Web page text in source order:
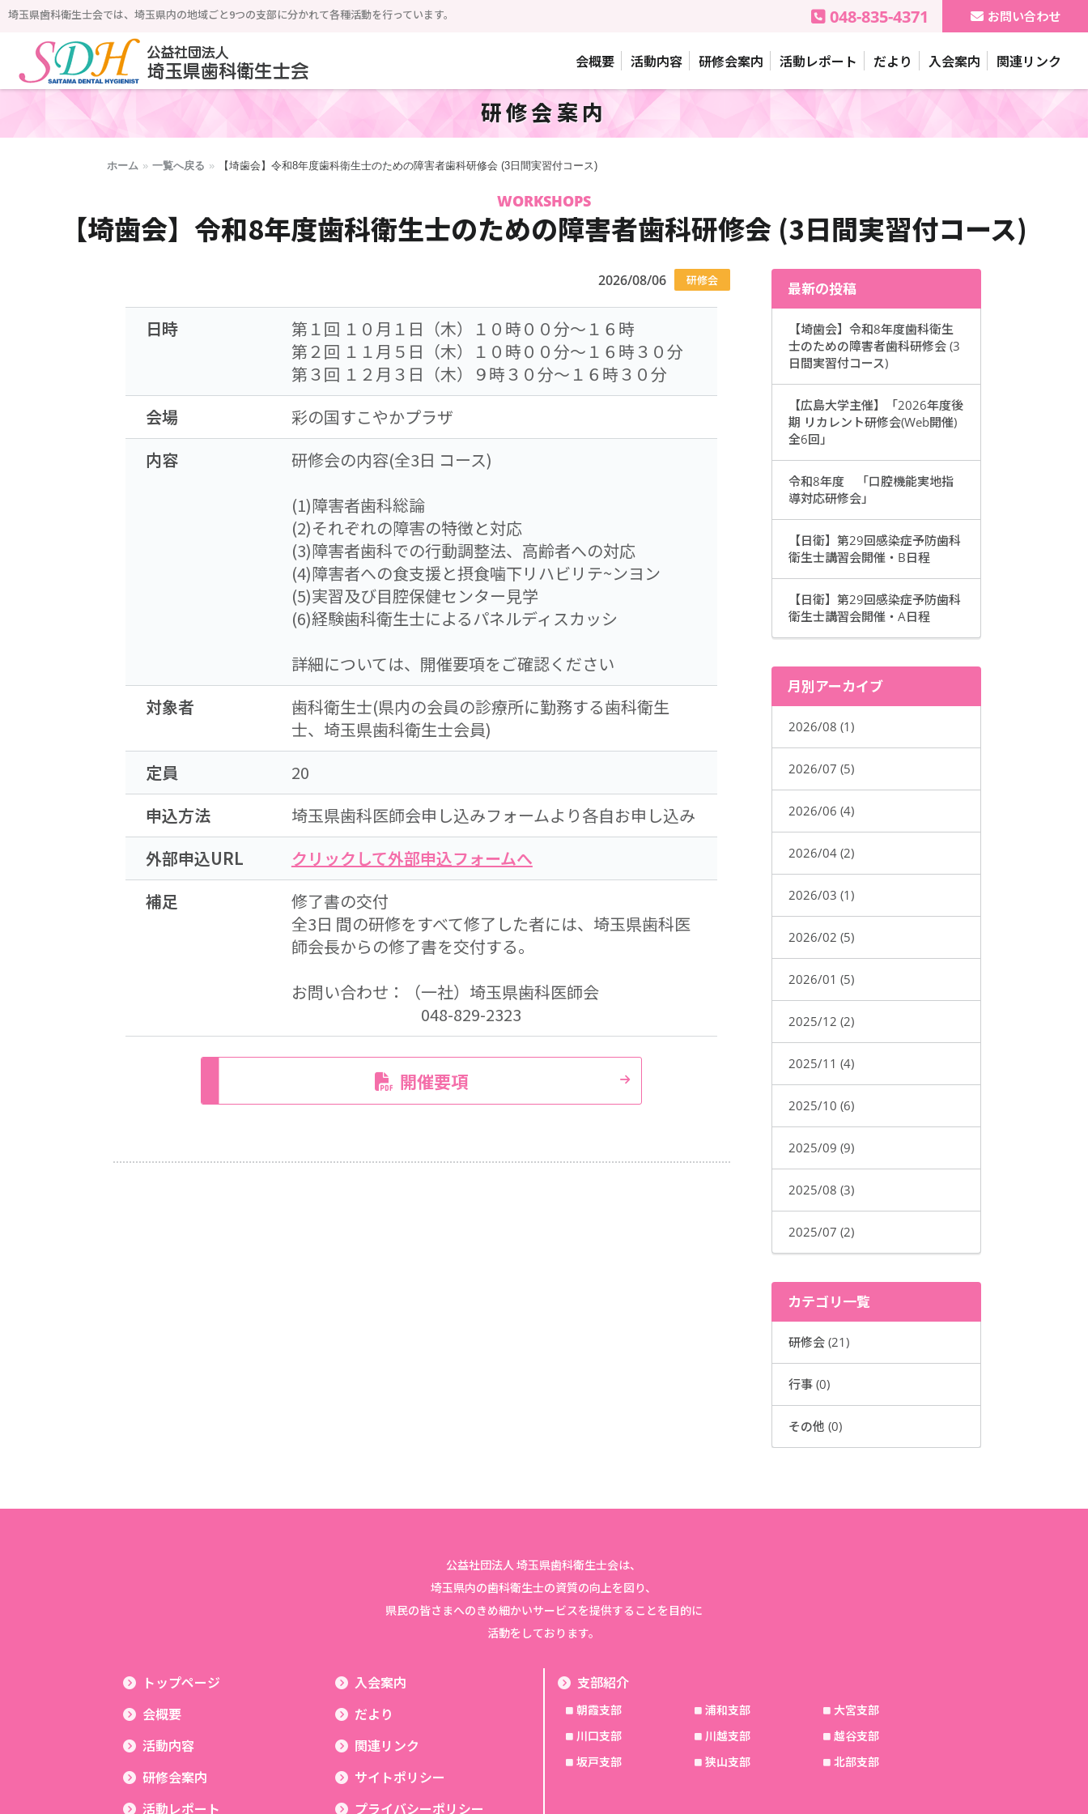
埼玉県歯科衛生士会では、埼玉県内の地域ごと9つの支部に分かれて各種活動を行っています。 お問い合わせ
048-835-4371
公益社団法人 埼玉県歯科衛生士会
会概要 活動内容 研修会案内 活動レポート だより 入会案内 関連リンク
研修会案内
ホーム » 一覧へ戻る » 【埼歯会】令和8年度歯科衛生士のための障害者歯科研修会 (3日間実習付コース)
WORKSHOPS
【埼歯会】令和8年度歯科衛生士のための障害者歯科研修会 (3日間実習付コース)
研修会
2026/08/06
日時
第１回 １０月１日（木）１０時００分～１６時
第２回 １１月５日（木）１０時００分～１６時３０分
第３回 １２月３日（木）９時３０分～１６時３０分
会場
彩の国すこやかプラザ
内容
研修会の内容(全3日 コース)
(1)障害者歯科総論
(2)それぞれの障害の特徴と対応
(3)障害者歯科での行動調整法、高齢者への対応
(4)障害者への食支援と摂食噛下リハビリテ~ンヨン
(5)実習及び目腔保健センター見学
(6)経験歯科衛生士によるパネルディスカッシ
詳細については、開催要項をご確認ください
対象者
歯科衛生士(県内の会員の診療所に勤務する歯科衛生
士、埼玉県歯科衛生士会員)
定員
20
申込方法
埼玉県歯科医師会申し込みフォームより各自お申し込み
外部申込URL
クリックして外部申込フォームへ
補足
修了書の交付
全3日 間の研修をすべて修了した者には、埼玉県歯科医
師会長からの修了書を交付する。
お問い合わせ：（一社）埼玉県歯科医師会
048-829-2323
開催要項
最新の投稿
【埼歯会】令和8年度歯科衛生
士のための障害者歯科研修会 (3
日間実習付コース)
【広島大学主催】「2026年度後
期 リカレント研修会(Web開催)
全6回」
令和8年度 「口腔機能実地指
導対応研修会」
【日衛】第29回感染症予防歯科
衛生士講習会開催・B日程
【日衛】第29回感染症予防歯科
衛生士講習会開催・A日程
月別アーカイブ
2026/08 (1)
2026/07 (5)
2026/06 (4)
2026/04 (2)
2026/03 (1)
2026/02 (5)
2026/01 (5)
2025/12 (2)
2025/11 (4)
2025/10 (6)
2025/09 (9)
2025/08 (3)
2025/07 (2)
カテゴリ一覧
研修会 (21)
行事 (0)
その他 (0)
公益社団法人 埼玉県歯科衛生士会は、
埼玉県内の歯科衛生士の資質の向上を図り、
県民の皆さまへのきめ細かいサービスを提供することを目的に
活動をしております。
トップページ
会概要
活動内容
研修会案内
活動レポート
入会案内
だより
関連リンク
サイトポリシー
プライバシーポリシー
支部紹介
朝霞支部 浦和支部
大宮支部
川口支部
川越支部
越谷支部
坂戸支部
狭山支部 北部支部